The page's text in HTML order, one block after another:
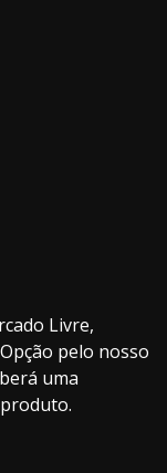
Livre,
pelo nosso
uma